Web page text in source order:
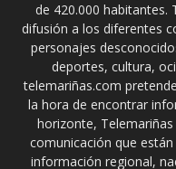
de 420.000 habitantes.
difusión a los diferentes
personajes
deportes, cultura,
telemariñas.com
la hora de encontrar
horizonte,
comunicación que
información regional,